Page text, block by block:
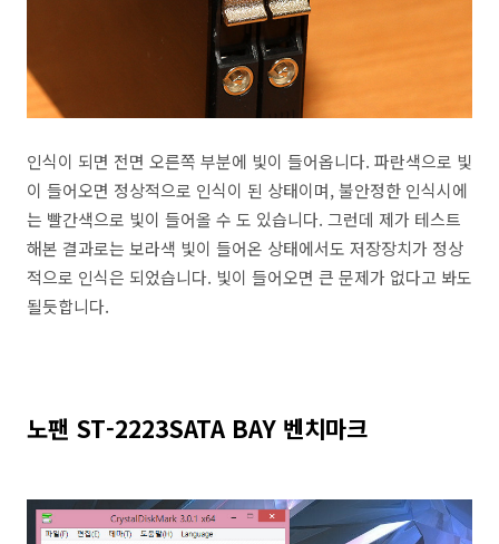
인식이 되면 전면 오른쪽 부분에 빛이 들어옵니다. 파란색으로 빛
이 들어오면 정상적으로 인식이 된 상태이며, 불안정한 인식시에
는 빨간색으로 빛이 들어올 수 도 있습니다. 그런데 제가 테스트
해본 결과로는 보라색 빛이 들어온 상태에서도 저장장치가 정상
적으로 인식은 되었습니다. 빛이 들어오면 큰 문제가 없다고 봐도
될듯합니다.
노팬 ST-2223SATA BAY 벤치마크